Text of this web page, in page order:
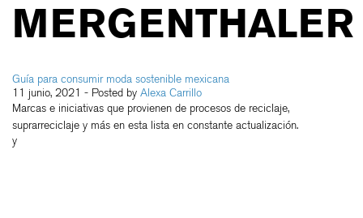
MERGENTHALER
Guía para consumir moda sostenible mexicana
11 junio, 2021 - Posted by Alexa Carrillo
Marcas e iniciativas que provienen de procesos de reciclaje,
suprarreciclaje y más en esta lista en constante actualización.
y